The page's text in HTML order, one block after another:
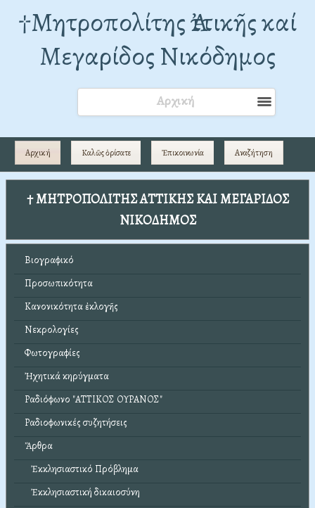
†Mητροπολίτης Ἀττικῆς καί
Μεγαρίδος Νικόδημος
Αρχική
Αρχική Καλῶς ὁρίσατε Ἐπικοινωνία Αναζήτηση
† ΜΗΤΡΟΠΟΛΙΤΗΣ ΑΤΤΙΚΗΣ ΚΑΙ ΜΕΓΑΡΙΔΟΣ
ΝΙΚΟΔΗΜΟΣ
Βιογραφικό
Προσωπικότητα
Κανονικότητα ἐκλογῆς
Νεκρολογίες
Φωτογραφίες
Ἠχητικά κηρύγματα
Ραδιόφωνο "ΑΤΤΙΚΟΣ ΟΥΡΑΝΟΣ"
Ραδιοφωνικές συζητήσεις
Ἄρθρα
Ἐκκλησιαστικό Πρόβλημα
Ἐκκλησιαστική δικαιοσύνη